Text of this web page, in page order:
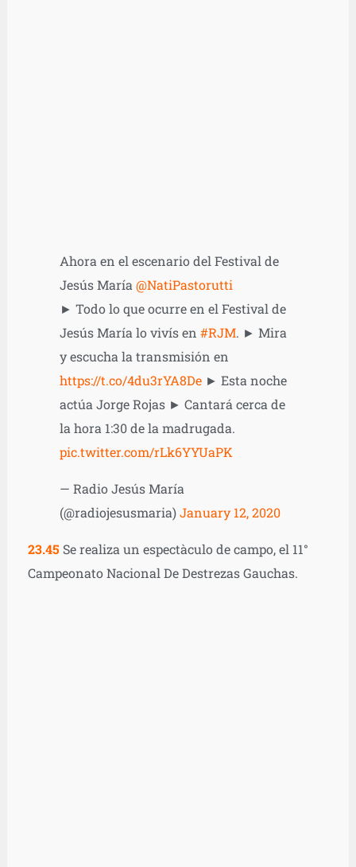
Ahora en el escenario del Festival de
Jesús María @NatiPastorutti
► Todo lo que ocurre en el Festival de
Jesús María lo vivís en #RJM. ► Mira
y escucha la transmisión en
https://t.co/4du3rYA8De► Esta noche
actúa Jorge Rojas ► Cantará cerca de
la hora 1:30 de la madrugada.
pic.twitter.com/rLk6YYUaPK
— Radio Jesús María
(@radiojesusmaria)January 12, 2020
23.45 Se realiza un espectàculo de campo, el 11°
Campeonato Nacional De Destrezas Gauchas.